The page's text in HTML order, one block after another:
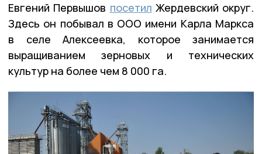
Евгений Первышов посетил Жердевский округ.
Здесь он побывал в ООО имени Карла Маркса
в селе Алексеевка, которое занимается
выращиванием зерновых и технических
культур на более чем 8 000 га.